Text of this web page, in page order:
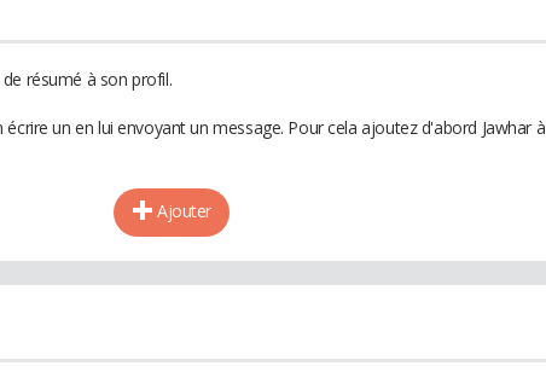
résumé à son profil.
un en lui envoyant un message. Pour cela ajoutez d'abord Jawhar à
Ajouter